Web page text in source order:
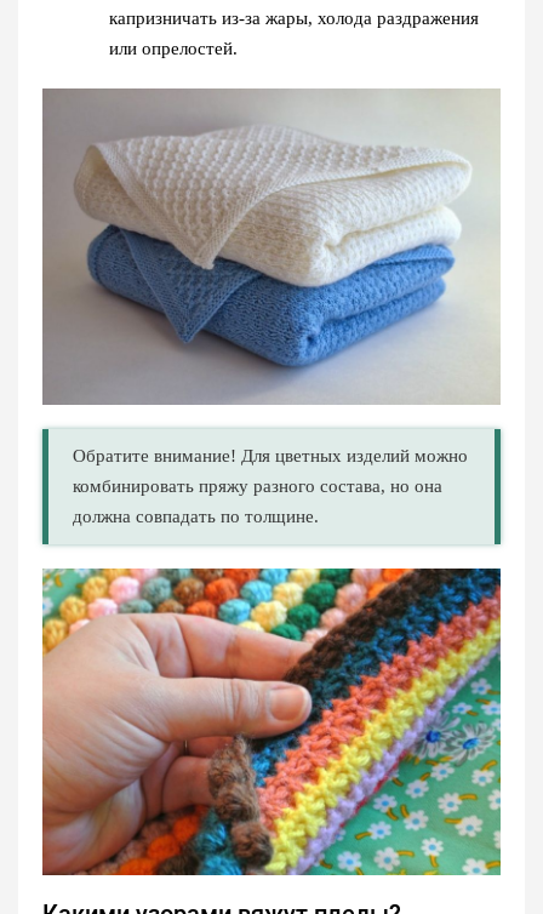
капризничать из-за жары, холода раздражения
или опрелостей.
Обратите внимание! Для цветных изделий можно
комбинировать пряжу разного состава, но она
должна совпадать по толщине.